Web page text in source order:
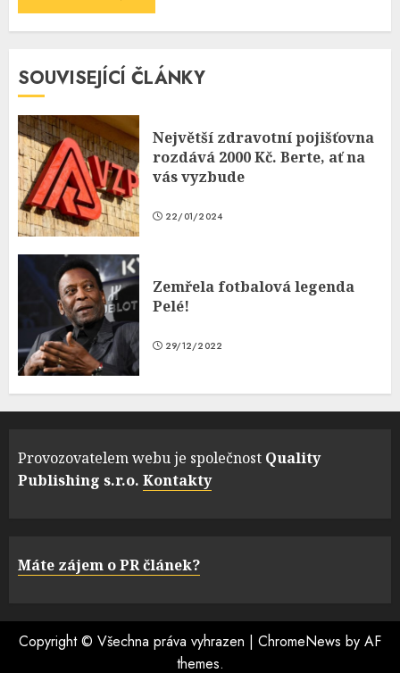
SOUVISEJÍCÍ ČLÁNKY
Největší zdravotní pojišťovna
rozdává 2000 Kč. Berte, ať na
vás vyzbude
22/01/2024
Zemřela fotbalová legenda
Pelé!
29/12/2022
Provozovatelem webu je společnost Quality
Publishing s.r.o. Kontakty
Máte zájem o PR článek?
Copyright © Všechna práva vyhrazen | ChromeNews by AF
themes.